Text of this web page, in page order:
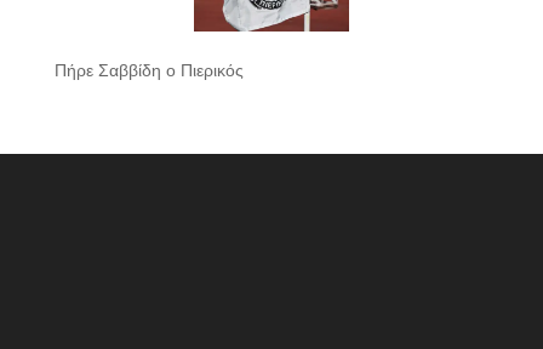
Πήρε Σαββίδη ο Πιερικός